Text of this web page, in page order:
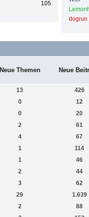
105
dogrun
Neue Themen Neue
13
426
0
12
0
20
2
61
4
67
1
114
1
46
2
44
3
62
29
1.639
2
88